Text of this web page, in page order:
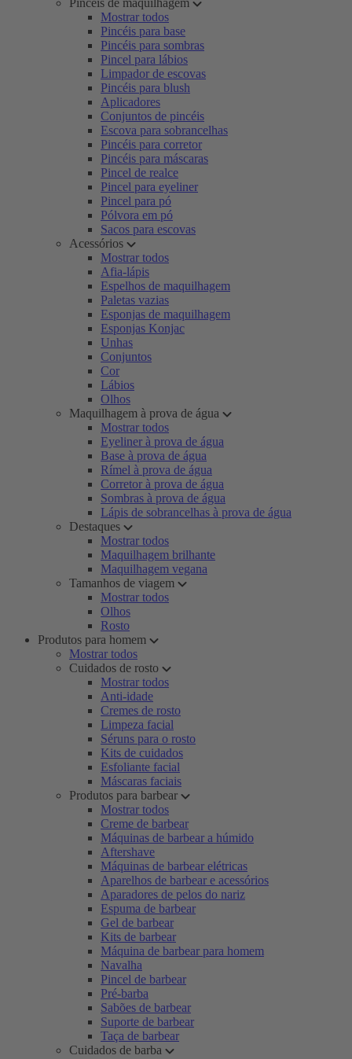
Pincéis de maquilhagem
Mostrar todos
Pincéis para base
Pincéis para sombras
Pincel para lábios
Limpador de escovas
Pincéis para blush
Aplicadores
Conjuntos de pincéis
Escova para sobrancelhas
Pincéis para corretor
Pincéis para máscaras
Pincel de realce
Pincel para eyeliner
Pincel para pó
Pólvora em pó
Sacos para escovas
Acessórios
Mostrar todos
Afia-lápis
Espelhos de maquilhagem
Paletas vazias
Esponjas de maquilhagem
Esponjas Konjac
Unhas
Conjuntos
Cor
Lábios
Olhos
Maquilhagem à prova de água
Mostrar todos
Eyeliner à prova de água
Base à prova de água
Rímel à prova de água
Corretor à prova de água
Sombras à prova de água
Lápis de sobrancelhas à prova de água
Destaques
Mostrar todos
Maquilhagem brilhante
Maquilhagem vegana
Tamanhos de viagem
Mostrar todos
Olhos
Rosto
Produtos para homem
Mostrar todos
Cuidados de rosto
Mostrar todos
Anti-idade
Cremes de rosto
Limpeza facial
Séruns para o rosto
Kits de cuidados
Esfoliante facial
Máscaras faciais
Produtos para barbear
Mostrar todos
Creme de barbear
Máquinas de barbear a húmido
Aftershave
Máquinas de barbear elétricas
Aparelhos de barbear e acessórios
Aparadores de pelos do nariz
Espuma de barbear
Gel de barbear
Kits de barbear
Máquina de barbear para homem
Navalha
Pincel de barbear
Pré-barba
Sabões de barbear
Suporte de barbear
Taça de barbear
Cuidados de barba